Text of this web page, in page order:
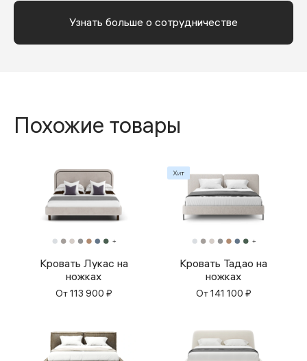
Узнать больше о сотрудничестве
Похожие товары
Кровать Лукас на
ножках
От113 900 ₽
Кровать Тадао на
ножках
От141 100 ₽